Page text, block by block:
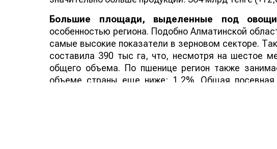
Большие площади, выделенные под
особенностью региона. Подобно Алматинской
самые высокие показатели в зерновом секторе.
составила 390 тыс га, что, несмотря на шестое
общего объема. По пшенице регион также
объеме страны еще ниже: 1,2%. Общая